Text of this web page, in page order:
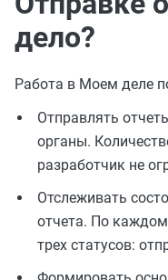
дело?
Работа в Моем деле
Отправлять
органы.
разработчик не
Отслеживать
отчета. По
трех статусов: